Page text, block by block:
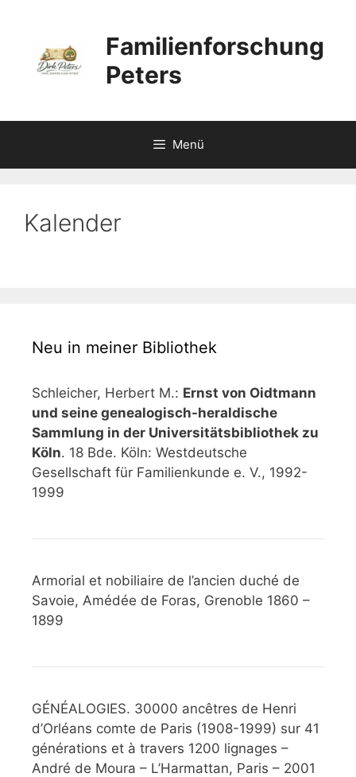
springen
Familienforschung
Peters
Menü
Kalender
Neu in meiner Bibliothek
Schleicher, Herbert M.: Ernst von Oidtmann
und seine genealogisch-heraldische
Sammlung in der Universitätsbibliothek zu
Köln. 18 Bde. Köln: Westdeutsche
Gesellschaft für Familienkunde e. V., 1992-
1999
Armorial et nobiliaire de l’ancien duché de
Savoie, Amédée de Foras, Grenoble 1860 –
1899
GÉNÉALOGIES. 30000 ancêtres de Henri
d’Orléans comte de Paris (1908-1999) sur 41
générations et à travers 1200 lignages –
André de Moura – L’Harmattan, Paris – 2001